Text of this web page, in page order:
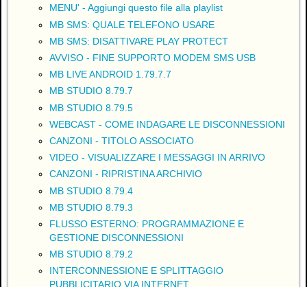
MENU' - Aggiungi questo file alla playlist
MB SMS: QUALE TELEFONO USARE
MB SMS: DISATTIVARE PLAY PROTECT
AVVISO - FINE SUPPORTO MODEM SMS USB
MB LIVE ANDROID 1.79.7.7
MB STUDIO 8.79.7
MB STUDIO 8.79.5
WEBCAST - COME INDAGARE LE DISCONNESSIONI
CANZONI - TITOLO ASSOCIATO
VIDEO - VISUALIZZARE I MESSAGGI IN ARRIVO
CANZONI - RIPRISTINA ARCHIVIO
MB STUDIO 8.79.4
MB STUDIO 8.79.3
FLUSSO ESTERNO: PROGRAMMAZIONE E
GESTIONE DISCONNESSIONI
MB STUDIO 8.79.2
INTERCONNESSIONE E SPLITTAGGIO
PUBBLICITARIO VIA INTERNET